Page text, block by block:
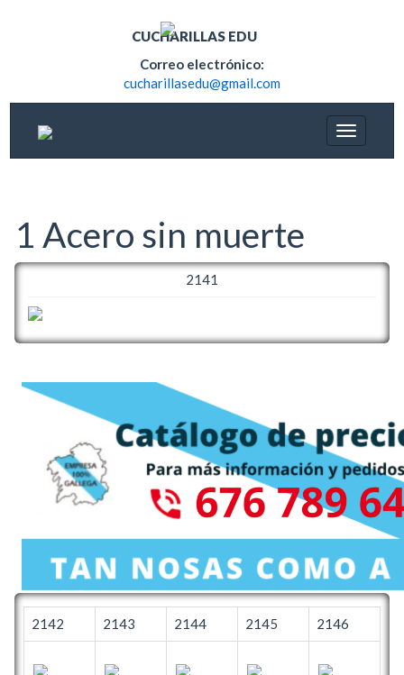
CUCHARILLAS EDU
Correo electrónico:
cucharillasedu@gmail.com
1 Acero sin muerte
2141
2142 2143 2144 2145 2146